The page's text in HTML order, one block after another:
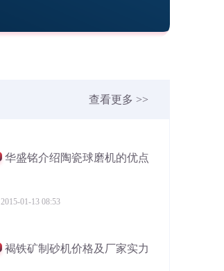
查看更多 >>
华盛铭介绍陶瓷球磨机的优点
2015-01-13 08:53
褐铁矿制砂机价格及厂家实力